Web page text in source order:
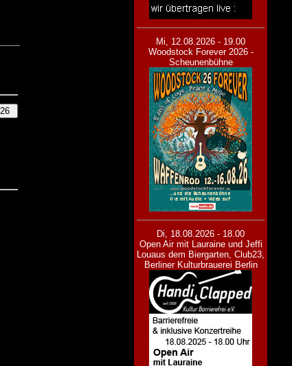
Mi, 12.08.2026 - 19.00
Woodstock Forever 2026 -
Scheunenbühne
Di, 18.08.2026 - 18.00
Open Air mit Lauraine und Jeffi
Louaus dem Biergarten, Club23,
Berliner Kulturbrauerei Berlin